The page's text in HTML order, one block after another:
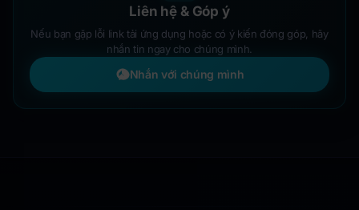
Liên hệ & Góp ý
Nếu bạn gặp lỗi link tải ứng dụng hoặc có ý kiến đóng góp, hãy
nhắn tin ngay cho chúng mình.
Nhắn với chúng mình